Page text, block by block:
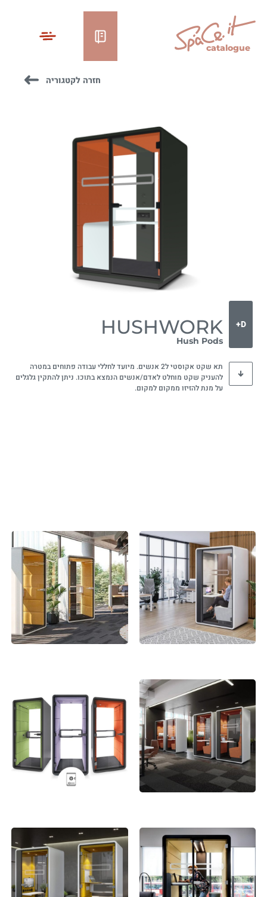
catalogue
חזרה לקטגוריה
D+
HUSHWORK
Hush Pods
תא שקט אקוסטי ל2 אנשים. מיועד לחללי עבודה פתוחים במטרה
להעניק שקט מוחלט לאדם/אנשים הנמצא בתוכו. ניתן להתקין גלגלים
על מנת להזיזו ממקום למקום.